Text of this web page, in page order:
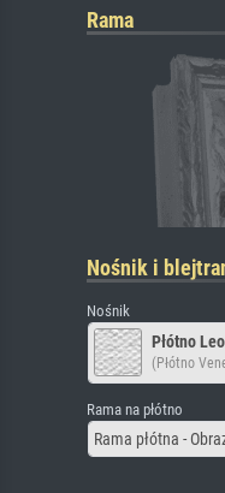
Rama
Nośnik i
Nośnik
Płótno
(Płótno
Rama na płótno
Rama płótna -